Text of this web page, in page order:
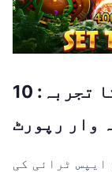
ایک پروگرامر کا تجربہ: 10win کے ساتھ
وار رپورٹ
ایپس ٹرائی کی